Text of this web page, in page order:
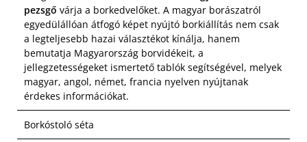
pezsgő várja a borkedvelőket. A magyar borászatról
egyedülállóan átfogó képet nyújtó borkiállítás nem csak
a legteljesebb hazai választékot kínálja, hanem
bemutatja Magyarország borvidékeit, a
jellegzetességeket ismertető tablók segítségével, melyek
magyar, angol, német, francia nyelven nyújtanak
érdekes információkat.
Borkóstoló séta